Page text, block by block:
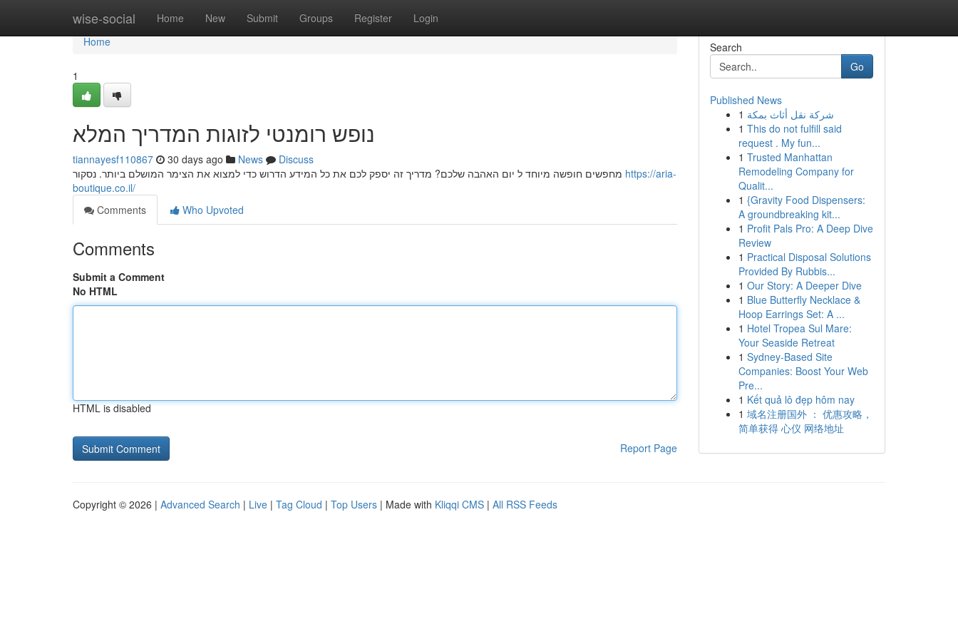
wise-social Home New Submit Groups Register Login
Home
Home
1
נופש רומנטי לזוגות המדריך המלא
tiannayesf110867 30 days ago News
Discuss
https://aria-
boutique.co.il/
Comments
Who Upvoted
Comments
Submit a Comment
No HTML
HTML is disabled
Report Page
Search
Go
Published News
1 شركة نقل أثاث بمكة
1 This do not fulfill said
request . My fun...
1 Trusted Manhattan
Remodeling Company for
Qualit...
1 {Gravity Food Dispensers:
A groundbreaking kit...
1 Profit Pals Pro: A Deep Dive
Review
1 Practical Disposal Solutions
Provided By Rubbis...
1 Our Story: A Deeper Dive
1 Blue Butterfly Necklace &
Hoop Earrings Set: A ...
1 Hotel Tropea Sul Mare:
Your Seaside Retreat
1 Sydney-Based Site
Companies: Boost Your Web
Pre...
1 Kết quả lô đẹp hôm nay
1 域名注册国外 ： 优惠攻略，
简单获得 心仪 网络地址
Copyright © 2026 | Advanced Search | Live | Tag Cloud | Top Users | Made with Kliqqi CMS | All RSS Feeds